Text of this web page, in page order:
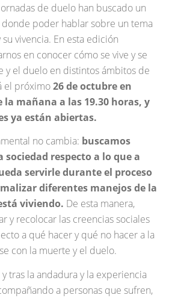
de duelo han buscado un
poder hablar sobre un tema
vivencia. En esta edición
en conocer cómo se vive y se
y el duelo en distintos ámbitos de
el próximo26 de octubre en
la mañana a las 19.30 horas, y
ya están abiertas.
no cambia: buscamos
sociedad respecto a lo que a
servirle durante el proceso
diferentes manejos de la
viviendo. De esta manera,
y recolocar las creencias sociales
a qué hacer y qué no hacer a la
con la muerte y el duelo.
tras la andadura y la experiencia
a personas que sufren,